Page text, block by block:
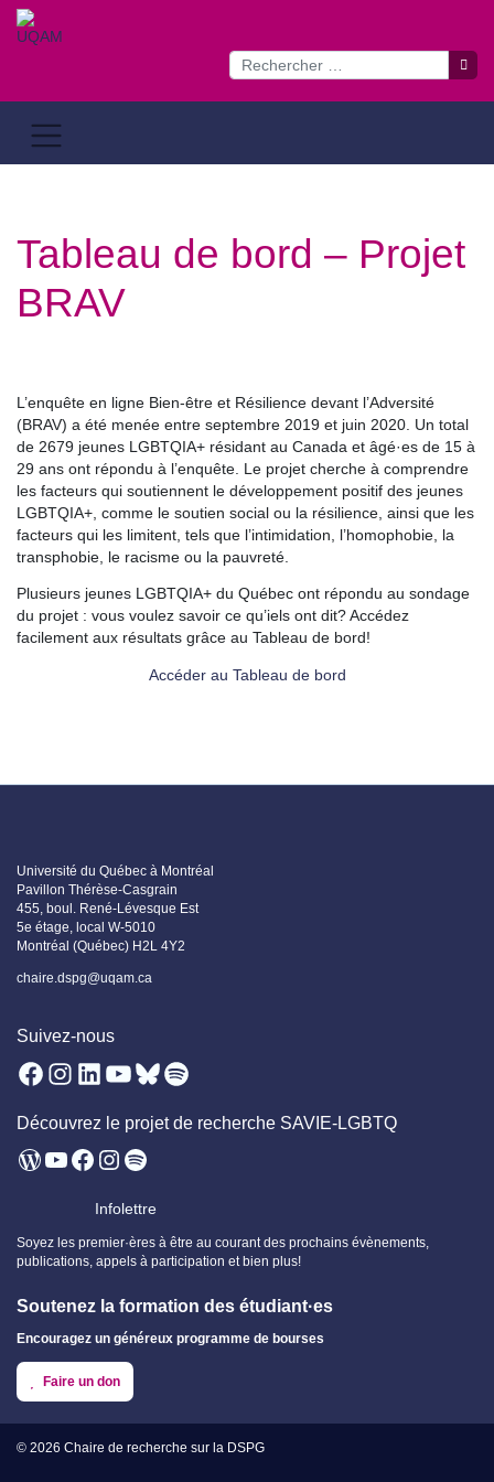
Passer
Tableau de bord – Projet
BRAV
L’enquête en ligne Bien-être et Résilience devant l’Adversité
(BRAV) a été menée entre septembre 2019 et juin 2020. Un total
de 2679 jeunes LGBTQIA+ résidant au Canada et âgé·es de 15 à
29 ans ont répondu à l’enquête. Le projet cherche à comprendre
les facteurs qui soutiennent le développement positif des jeunes
LGBTQIA+, comme le soutien social ou la résilience, ainsi que les
facteurs qui les limitent, tels que l’intimidation, l’homophobie, la
transphobie, le racisme ou la pauvreté.
Plusieurs jeunes LGBTQIA+ du Québec ont répondu au sondage
du projet : vous voulez savoir ce qu’iels ont dit? Accédez
facilement aux résultats grâce au Tableau de bord!
Accéder au Tableau de bord
Université du Québec à Montréal
Pavillon Thérèse-Casgrain
455, boul. René-Lévesque Est
5e étage, local W-5010
Montréal (Québec) H2L 4Y2
chaire.dspg@uqam.ca
Suivez-nous
Facebook
Instagram
LinkedIn
YouTube
Bluesky
Spotify
Découvrez le projet de recherche SAVIE-LGBTQ
WordPress
YouTube
Facebook
Instagram
Spotify
Infolettre
Soyez les premier·ères à être au courant des prochains évènements,
publications, appels à participation et bien plus!
Soutenez la formation des étudiant·es
Encouragez un généreux programme de bourses
Faire un don
© 2026 Chaire de recherche sur la DSPG